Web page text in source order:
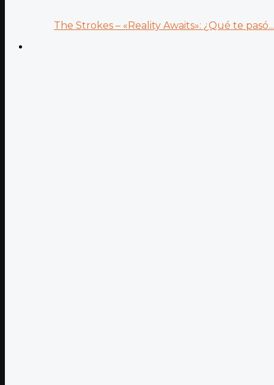
The Strokes – «Reality Awaits»: ¿Qué te pasó...